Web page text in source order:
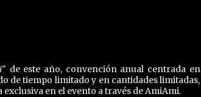
" de este año, convención anual centrada en
de tiempo limitado y en cantidades limitadas,
en el evento a través de AmiAmi.